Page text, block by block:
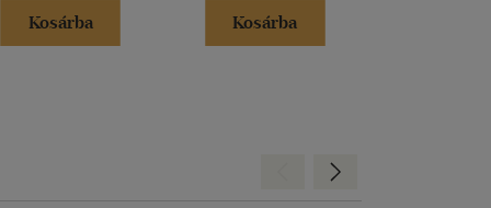
Kosárba
Kosárba
Előre